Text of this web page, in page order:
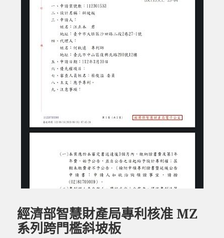
經濟部智慧財產局專利核准 MZ
系列跨門檻斜坡板